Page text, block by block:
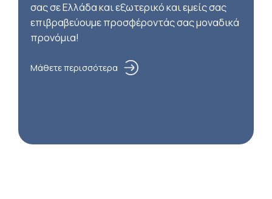
σας σε Ελλάδα και εξωτερικό και εμείς σας
επιβραβεύουμε προσφέροντάς σας μοναδικά
προνόμια!
Μάθετε περισσότερα